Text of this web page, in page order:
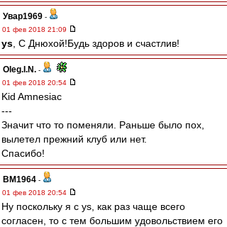
Увар1969 -
01 фев 2018 21:09
ys , С Днюхой!Будь здоров и счастлив!
Oleg.I.N. -
01 фев 2018 20:54
Kid Amnesiac
---
Значит что то поменяли. Раньше было пох,
вылетел прежний клуб или нет.
Спасибо!
BM1964 -
01 фев 2018 20:54
Ну поскольку я с ys, как раз чаще всего
согласен, то с тем большим удовольствием его